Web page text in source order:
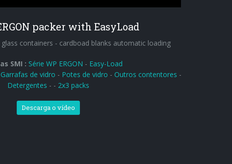
packer with EasyLoad
containers - cardboad blanks automatic loading
SMI : Série WP ERGON - Easy-Load
Garrafas de vidro - Potes de vidro - Outros contentores -
Detergentes - - 2x3 packs
Descarga o vídeo